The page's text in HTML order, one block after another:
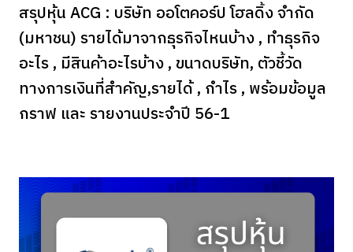
สรุปหุ้น ACG : บริษัท ออโตคอร์ป โฮลดิ้ง จำกัด
(มหาชน) รายได้มาจากธุรกิจไหนบ้าง , ทำธุรกิจ
อะไร , มีสินค้าอะไรบ้าง , ขนาดบริษัท, ตัวชี้วัด
ทางการเงินที่สำคัญ,รายได้ , กำไร , พร้อมข้อมูล
กราฟ และ รายงานประจำปี 56-1